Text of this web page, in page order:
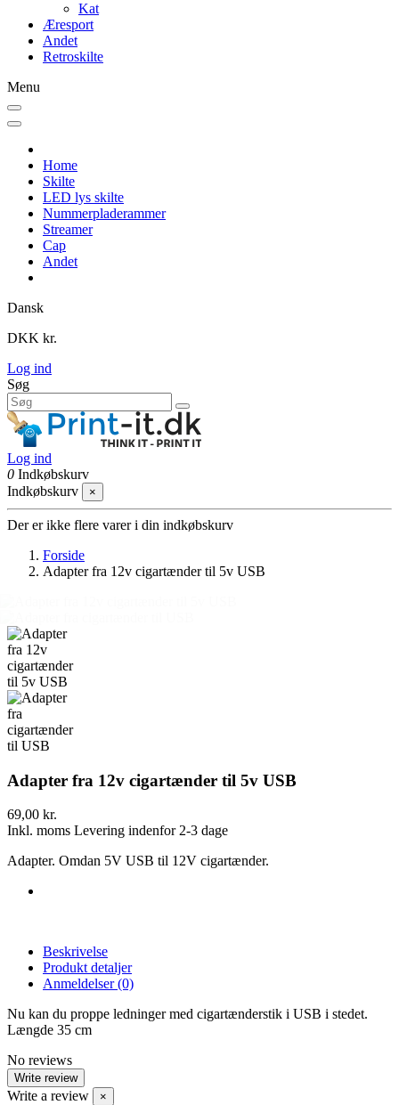
Kat
Æresport
Andet
Retroskilte
Menu
Home
Skilte
LED lys skilte
Nummerpladerammer
Streamer
Cap
Andet
Dansk
DKK kr.
Log ind
Søg
Log ind
0 Indkøbskurv
Indkøbskurv
×
Der er ikke flere varer i din indkøbskurv
Forside
Adapter fra 12v cigartænder til 5v USB
Adapter fra 12v cigartænder til 5v USB
69,00 kr.
Inkl. moms Levering indenfor 2-3 dage
Adapter. Omdan 5V USB til 12V cigartænder.
Beskrivelse
Produkt detaljer
Anmeldelser (0)
Nu kan du proppe ledninger med cigartænderstik i USB i stedet.
Længde 35 cm
No reviews
Write review
Write a review ×